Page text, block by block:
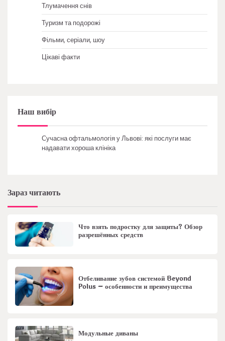
Тлумачення снів
Туризм та подорожі
Фільми, серіали, шоу
Цікаві факти
Наш вибір
Сучасна офтальмологія у Львові: які послуги має
надавати хороша клініка
Зараз читають
Что взять подростку для защиты? Обзор
разрешённых средств
Отбеливание зубов системой Beyond
Polus – особенности и преимущества
Модульные диваны